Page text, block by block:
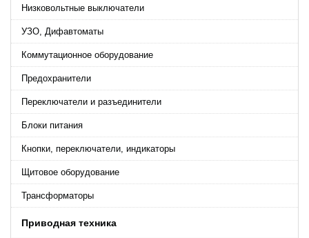
Низковольтные выключатели
УЗО, Дифавтоматы
Коммутационное оборудование
Предохранители
Переключатели и разъединители
Блоки питания
Кнопки, переключатели, индикаторы
Щитовое оборудование
Трансформаторы
Приводная техника